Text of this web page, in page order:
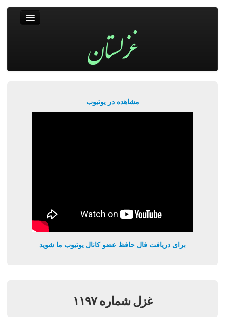
مشاهده در یوتیوب
برای دریافت فال حافظ عضو کانال یوتیوب ما شوید
غزل شماره ۱۱۹۷